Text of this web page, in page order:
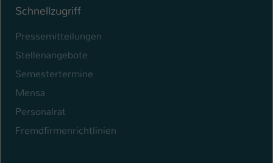
Schnellzugriff
Pressemitteilungen
Stellenangebote
Semestertermine
Mensa
Personalrat
Fremdfirmenrichtlinien